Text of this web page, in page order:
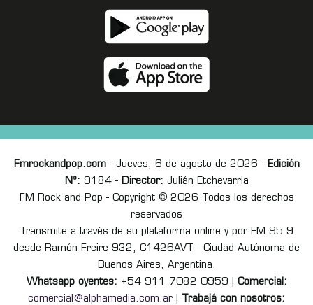
Fmrockandpop.com- Jueves, 6 de agosto de 2026 - Edición
Nº: 9184 - Director: Julián Etchevarria
FM Rock and Pop - Copyright © 2026 Todos los derechos
reservados
Transmite a través de su plataforma online y por FM 95.9
desde Ramón Freire 932, C1426AVT - Ciudad Autónoma de
Buenos Aires, Argentina.
Whatsapp oyentes: +54 911 7082 0959 | Comercial:
comercial@alphamedia.com.ar
Trabajá con nosotros: